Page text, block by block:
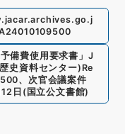
備費使用要求書 」 J
史資料センター) Re
、 次官会議案件
日 (国立公文書館)